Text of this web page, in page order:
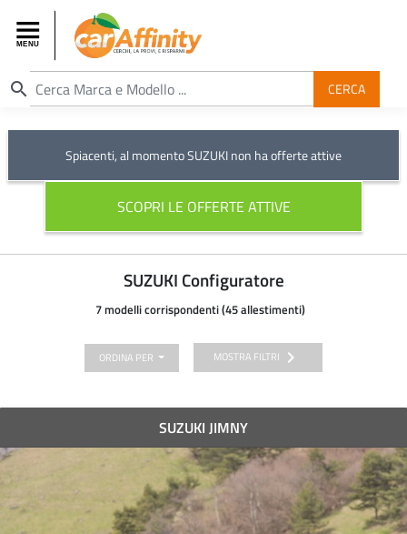
search CERCA
Spiacenti, al momento SUZUKI non ha offerte attive
SCOPRI LE OFFERTE ATTIVE
SUZUKI Configuratore
7 modelli corrispondenti (45 allestimenti)
ORDINA PER MOSTRA FILTRI chevron_right
SUZUKI JIMNY